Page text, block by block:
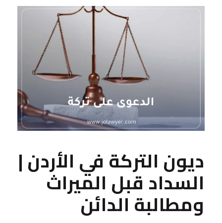
ديون التركة في الأردن |
السداد قبل الميراث
ومطالبة الدائن